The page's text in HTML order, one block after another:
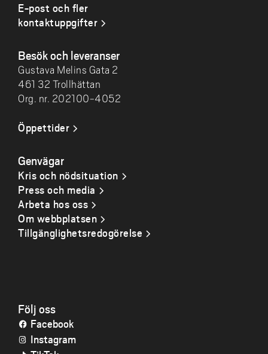
E-post och fler
kontaktuppgifter
Besök och leveranser
Gustava Melins Gata 2
461 32 Trollhättan
Org. nr. 202100-4052
Öppettider
Genvägar
Kris och nödsituation
Press och media
Arbeta hos oss
Om webbplatsen
Tillgänglighetsredogörelse
Följ oss
Facebook
Instagram